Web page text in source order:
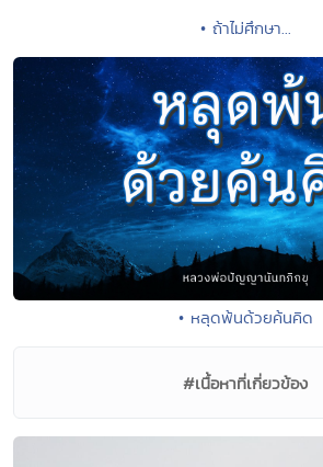
• ถ้าไม่ศึกษา...
• หลุดพ้นด้วยค้นคิด
#เนื้อหาที่เกี่ยวข้อง